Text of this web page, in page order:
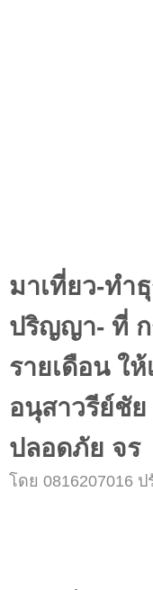
มาเที่ยว-ทำ
ปริญญา- ที่ ก
รายเดือน ใ
อนุสาวรีย์ชัย
ปลอดภัย จร
โดย 0816207016